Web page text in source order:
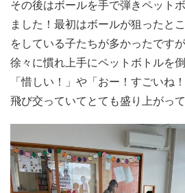
その後はボールを手で弾きペット
ました！最初はボールが狙ったと
をしている子たちが多かったです
徐々に慣れ上手にペットボトルを
「惜しい！」や「おー！すごいね
飛び交っていてとても盛り上がっ